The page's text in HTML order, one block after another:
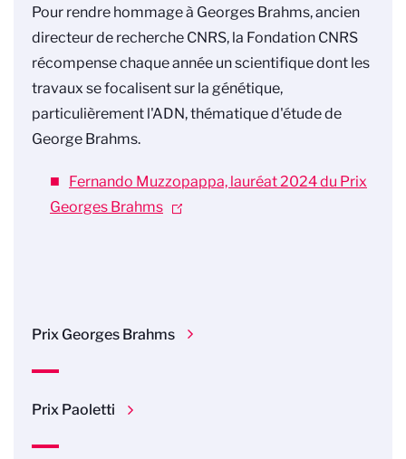
Pour rendre hommage à Georges Brahms, ancien
directeur de recherche CNRS, la Fondation CNRS
récompense chaque année un scientifique dont les
travaux se focalisent sur la génétique,
particulièrement l'ADN, thématique d'étude de
George Brahms.
Fernando Muzzopappa, lauréat 2024 du Prix
Georges Brahms
Prix Georges Brahms
Prix Paoletti